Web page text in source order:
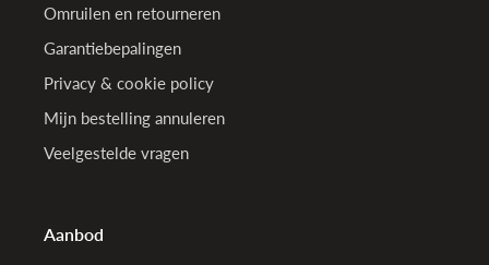
Omruilen en retourneren
Garantiebepalingen
Privacy & cookie policy
Mijn bestelling annuleren
Veelgestelde vragen
Aanbod